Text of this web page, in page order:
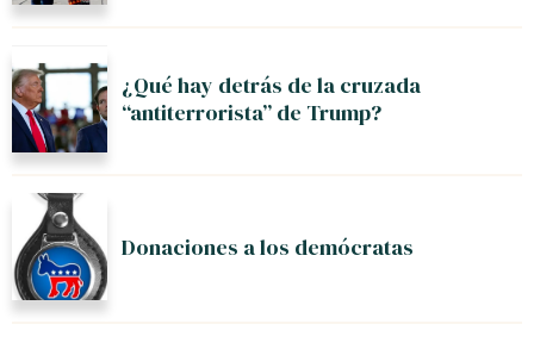
¿Qué hay detrás de la cruzada
“antiterrorista” de Trump?
Donaciones a los demócratas